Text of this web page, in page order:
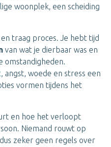
woonplek, een scheiding
traag proces. Je hebt tijd
van wat je dierbaar was en
omstandigheden.
, angst, woede en stress een
vormen tijdens het
en hoe het verloopt
Niemand rouwt op
zeker geen regels over